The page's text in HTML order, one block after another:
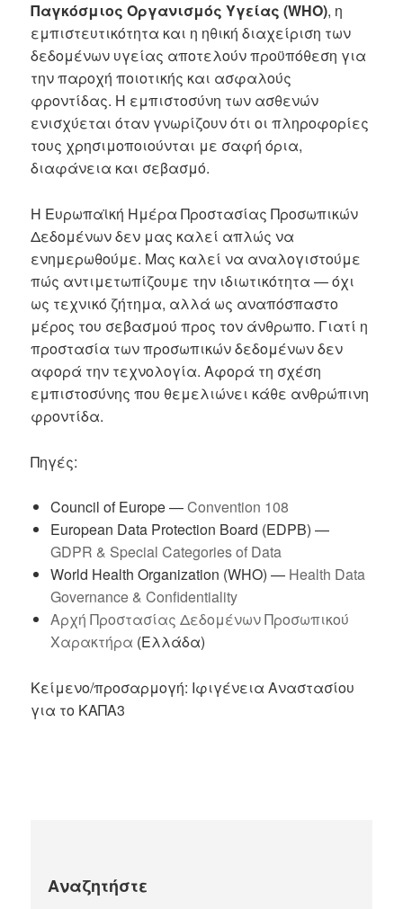
Παγκόσμιος Οργανισμός Υγείας (WHO), η
εμπιστευτικότητα και η ηθική διαχείριση των
δεδομένων υγείας αποτελούν προϋπόθεση για
την παροχή ποιοτικής και ασφαλούς
φροντίδας. Η εμπιστοσύνη των ασθενών
ενισχύεται όταν γνωρίζουν ότι οι πληροφορίες
τους χρησιμοποιούνται με σαφή όρια,
διαφάνεια και σεβασμό.
Η Ευρωπαϊκή Ημέρα Προστασίας Προσωπικών
Δεδομένων δεν μας καλεί απλώς να
ενημερωθούμε. Μας καλεί να αναλογιστούμε
πώς αντιμετωπίζουμε την ιδιωτικότητα — όχι
ως τεχνικό ζήτημα, αλλά ως αναπόσπαστο
μέρος του σεβασμού προς τον άνθρωπο. Γιατί η
προστασία των προσωπικών δεδομένων δεν
αφορά την τεχνολογία. Αφορά τη σχέση
εμπιστοσύνης που θεμελιώνει κάθε ανθρώπινη
φροντίδα.
Πηγές:
Council of Europe —Convention 108
European Data Protection Board (EDPB) —
GDPR & Special Categories of Data
World Health Organization (WHO) — Health Data
Governance & Confidentiality
Αρχή Προστασίας Δεδομένων Προσωπικού
Χαρακτήρα (Ελλάδα)
Κείμενο/προσαρμογή: Ιφιγένεια Αναστασίου
για το ΚΑΠΑ3
Αναζητήστε